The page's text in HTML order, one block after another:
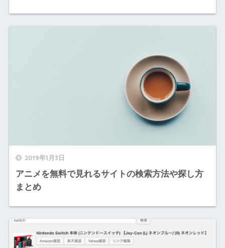
2019年1月3日
アニメを無料で見れるサイトの検索方法や探し方
まとめ